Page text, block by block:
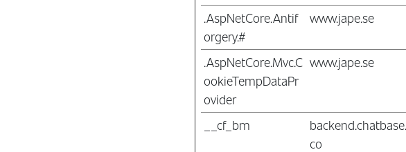
.AspNetCore.Antif
orgery.#
www.jape.se
.AspNetCore.Mvc.C
ookieTempDataPr
ovider
www.jape.se
__cf_bm
backend.chatbase.
co